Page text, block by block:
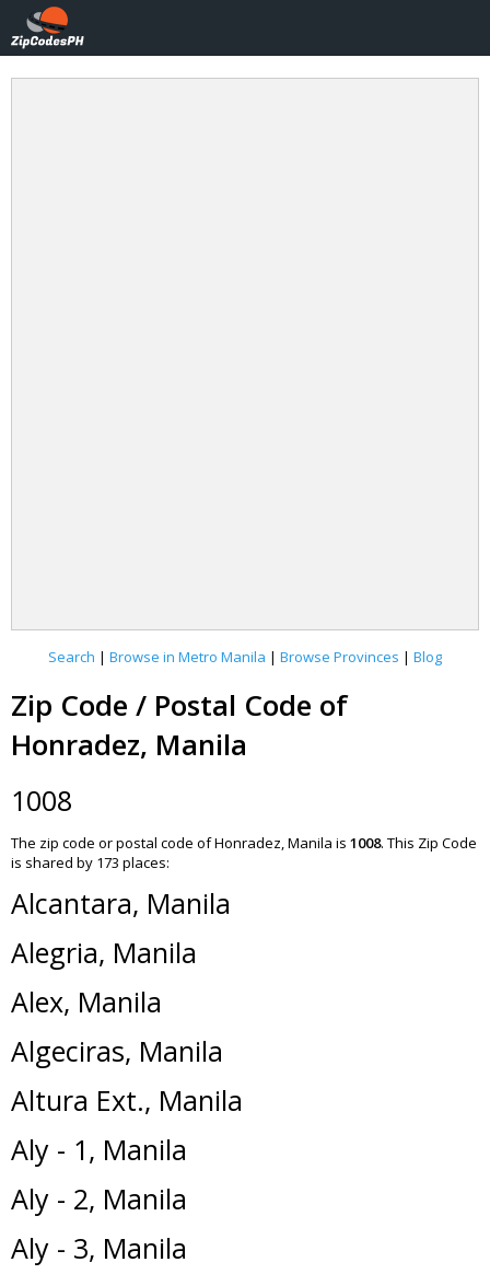
Search | Browse in Metro Manila | Browse Provinces | Blog
Zip Code / Postal Code of
Honradez, Manila
1008
The zip code or postal code of Honradez, Manila is 1008. This Zip Code
is shared by 173 places:
Alcantara, Manila
Alegria, Manila
Alex, Manila
Algeciras, Manila
Altura Ext., Manila
Aly - 1, Manila
Aly - 2, Manila
Aly - 3, Manila